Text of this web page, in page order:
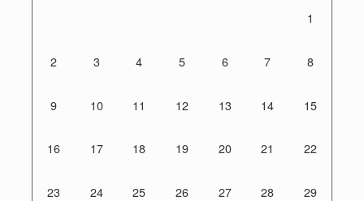
1
2 3 4 5 6 7 8
9 10 11 12 13 14 15
16 17 18 19 20 21 22
23 24 25 26 27 28 29